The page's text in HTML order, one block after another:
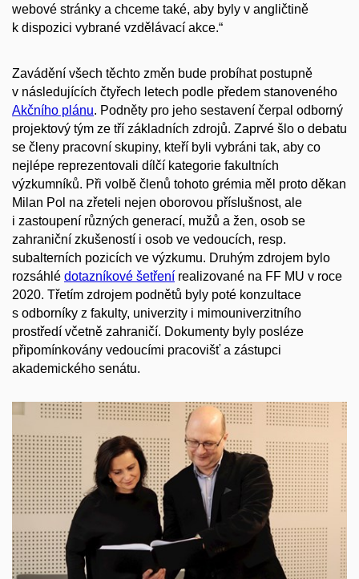
webové stránky a chceme také, aby byly v angličtině
k dispozici vybrané vzdělávací akce.“
Zavádění všech těchto změn bude probíhat postupně
v následujících čtyřech letech podle předem stanoveného
Akčního plánu. Podněty pro jeho sestavení čerpal odborný
projektový tým ze tří základních zdrojů. Zaprvé šlo o debatu
se členy pracovní skupiny, kteří byli vybráni tak, aby co
nejlépe reprezentovali dílčí kategorie fakultních
výzkumníků. Při volbě členů tohoto grémia měl proto děkan
Milan Pol na zřeteli nejen oborovou příslušnost, ale
i zastoupení různých generací, mužů a žen, osob se
zahraniční zkušeností i osob ve vedoucích, resp.
subalterních pozicích ve výzkumu. Druhým zdrojem bylo
rozsáhlé dotazníkové šetření realizované na FF MU v roce
2020. Třetím zdrojem podnětů byly poté konzultace
s odborníky z fakulty, univerzity i mimouniverzitního
prostředí včetně zahraničí. Dokumenty byly posléze
připomínkovány vedoucími pracovišť a zástupci
akademického senátu.